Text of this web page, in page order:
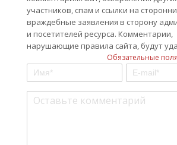
участников, спам и ссылки на
враждебные заявления в сторону
и посетителей ресурса. Комментарии,
нарушающие правила сайта, будут
Обязательные